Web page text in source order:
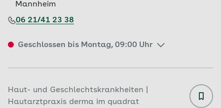
Mannheim
06 21/41 23 38
Geschlossen bis Montag, 09:00 Uhr
Haut- und Geschlechtskrankheiten |
Hautarztpraxis derma im quadrat